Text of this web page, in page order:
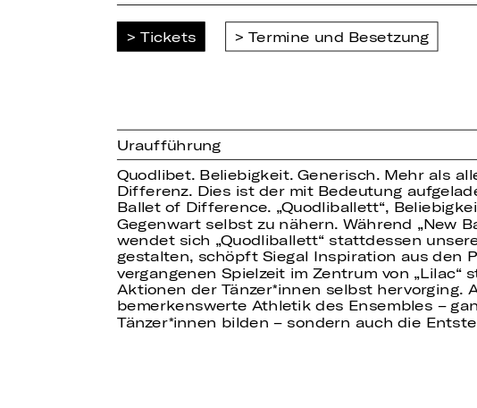
Tickets Termine und Besetzung
Uraufführung
Quodlibet. Beliebigkeit. Generisch. Mehr als
Differenz. Dies ist der mit Bedeutung
Ballet of Difference. „Quodliballett“,
Gegenwart selbst zu nähern. Während „New
wendet sich „Quodliballett“ stattdessen
gestalten, schöpft Siegal Inspiration aus den
vergangenen Spielzeit im Zentrum von
Aktionen der Tänzer innen selbst hervorging.
bemerkenswerte Athletik des Ensembles –
Tänzer innen bilden – sondern auch die